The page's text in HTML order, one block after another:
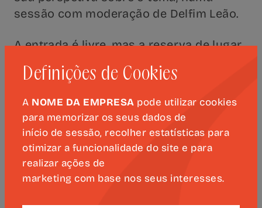
sessão com moderação de Delfim Leão.
A entrada é livre, mas a reserva de lugar
500anoscamoes@uc.pt.
PRÓXIMOS EVENTOS
Definições de Cookies
A NOME DA EMPRESA pode utilizar cookies
para memorizar os seus dados de
início de sessão, recolher estatísticas para
otimizar a funcionalidade do site e para
realizar ações de
marketing com base nos seus interesses.